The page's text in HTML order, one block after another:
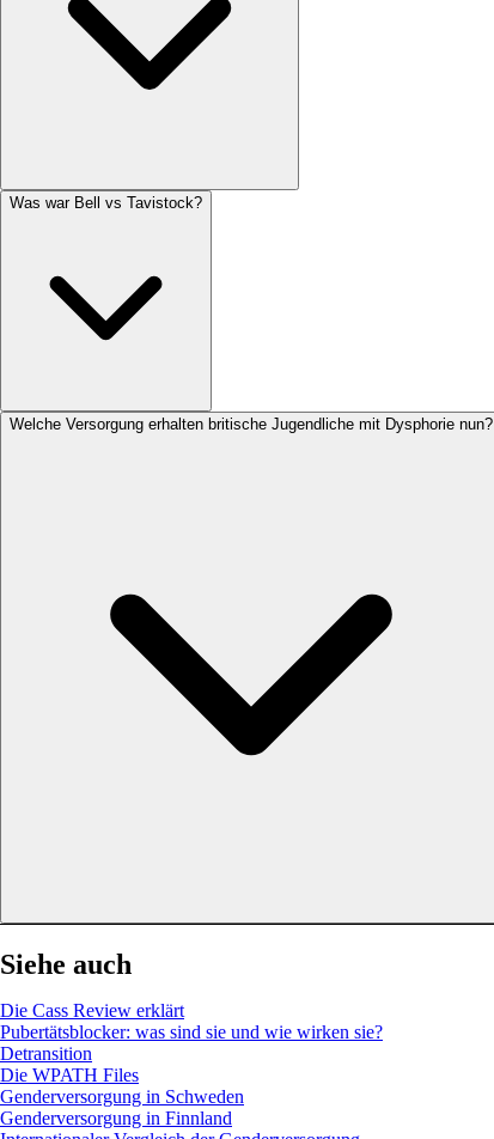
Was war Bell vs Tavistock?
Welche Versorgung erhalten britische Jugendliche mit Dysphorie nun?
Siehe auch
Die Cass Review erklärt
Pubertätsblocker: was sind sie und wie wirken sie?
Detransition
Die WPATH Files
Genderversorgung in Schweden
Genderversorgung in Finnland